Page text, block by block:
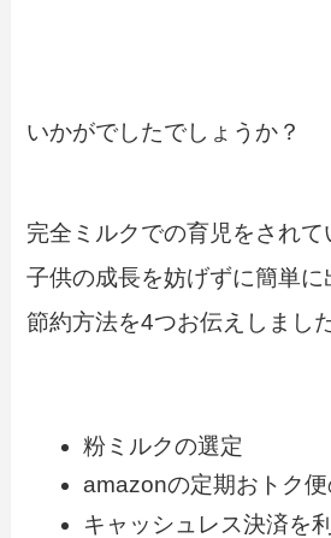
いかがでしたでしょうか？
完全ミルクでの育児をされて
子供の成長を妨げずに簡単
節約方法を4つお伝えしまし
粉ミルクの選定
amazonの定期おトク便
キャッシュレス決済を